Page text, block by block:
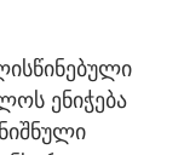
ენიჭება